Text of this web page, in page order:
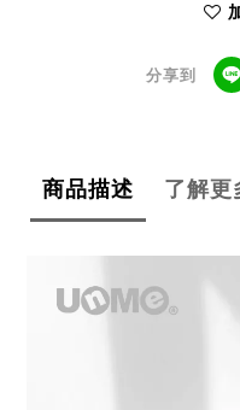
分享到
商品描述 了解更